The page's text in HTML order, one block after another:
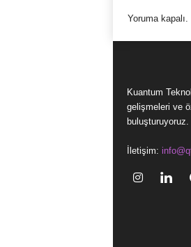
Yoruma kapalı.
Kuantum
gelişmeleri ve
buluşturuyoruz.
İletişim: